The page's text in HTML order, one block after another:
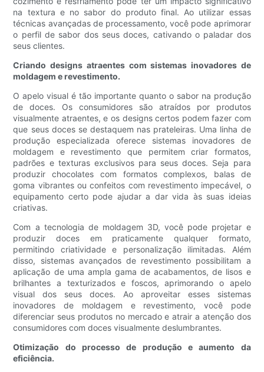
na textura e no sabor do produto final. Ao utilizar essas
técnicas avançadas de processamento, você pode aprimorar
o perfil de sabor dos seus doces, cativando o paladar dos
seus clientes.
Criando designs atraentes com sistemas inovadores de
moldagem e revestimento.
O apelo visual é tão importante quanto o sabor na produção
de doces. Os consumidores são atraídos por produtos
visualmente atraentes, e os designs certos podem fazer com
que seus doces se destaquem nas prateleiras. Uma linha de
produção especializada oferece sistemas inovadores de
moldagem e revestimento que permitem criar formatos,
padrões e texturas exclusivos para seus doces. Seja para
produzir chocolates com formatos complexos, balas de
goma vibrantes ou confeitos com revestimento impecável, o
equipamento certo pode ajudar a dar vida às suas ideias
criativas.
Com a tecnologia de moldagem 3D, você pode projetar e
produzir doces em praticamente qualquer formato,
permitindo criatividade e personalização ilimitadas. Além
disso, sistemas avançados de revestimento possibilitam a
aplicação de uma ampla gama de acabamentos, de lisos e
brilhantes a texturizados e foscos, aprimorando o apelo
visual dos seus doces. Ao aproveitar esses sistemas
inovadores de moldagem e revestimento, você pode
diferenciar seus produtos no mercado e atrair a atenção dos
consumidores com doces visualmente deslumbrantes.
Otimização do processo de produção e aumento da
eficiência.